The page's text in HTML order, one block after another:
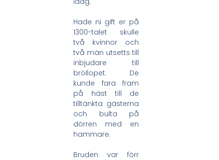
Hade ni gift er på
1300-talet skulle
två kvinnor och
två män utsetts till
inbjudare till
bröllopet. De
kunde fara fram
på häst till de
tilltänkta gästerna
och bulta på
dörren med en
hammare.
Bruden var förr